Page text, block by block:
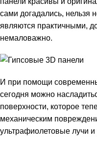
сами догадались, нельзя
являются практичными,
немаловажно.
И при помощи
сегодня можно
поверхности, которое
механическим
ультрафиолетовые лучи и